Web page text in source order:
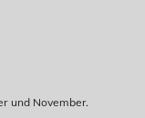
und November.